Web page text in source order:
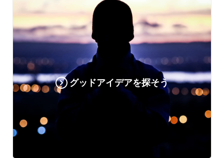
グッドアイデアを探そう